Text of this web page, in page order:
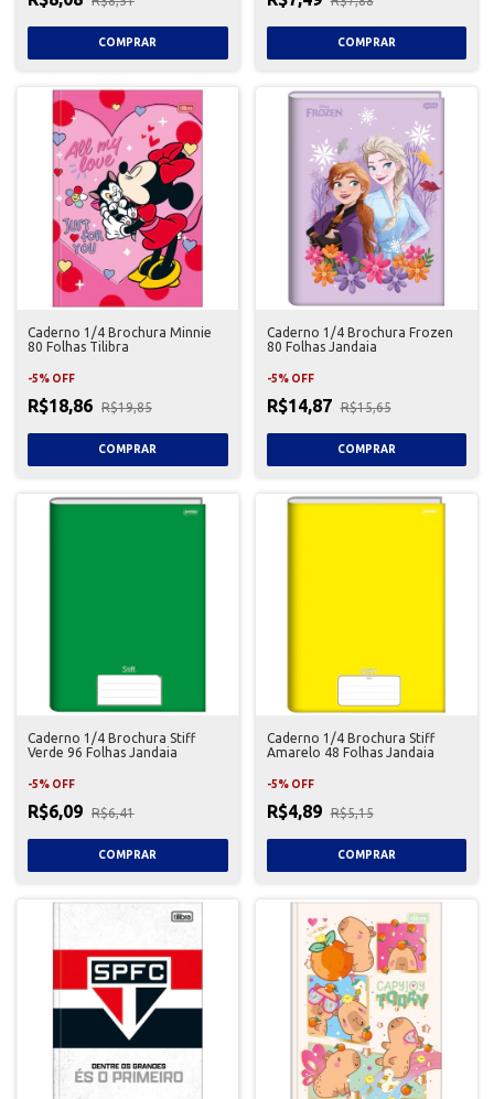
Caderno 1/4 Brochura Minnie
80 Folhas Tilibra
-5% OFF
R$18,86 R$19,85
Caderno 1/4 Brochura Frozen
80 Folhas Jandaia
-5% OFF
R$14,87 R$15,65
Caderno 1/4 Brochura Stiff
Verde 96 Folhas Jandaia
-5% OFF
R$6,09 R$6,41
Caderno 1/4 Brochura Stiff
Amarelo 48 Folhas Jandaia
-5% OFF
R$4,89 R$5,15